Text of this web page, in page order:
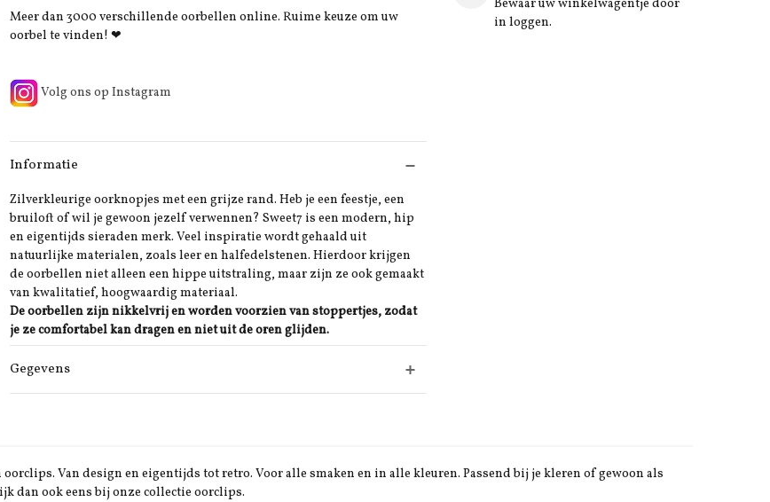
Meer dan 3000 verschillende oorbellen online. Ruime keuze om uw
oorbel te vinden! ❤
Volg ons op Instagram
Informatie
Zilverkleurige oorknopjes met een grijze rand. Heb je een feestje, een
bruiloft of wil je gewoon jezelf verwennen? Sweet7 is een modern, hip
en eigentijds sieraden merk. Veel inspiratie wordt gehaald uit
natuurlijke materialen, zoals leer en halfedelstenen. Hierdoor krijgen
de oorbellen niet alleen een hippe uitstraling, maar zijn ze ook gemaakt
van kwalitatief, hoogwaardig materiaal.
De oorbellen zijn nikkelvrij en worden voorzien van stoppertjes, zodat
je ze comfortabel kan dragen en niet uit de oren glijden.
Gegevens
Bewaar uw winkelwagentje door
in loggen.
Van design en eigentijds tot retro. Voor alle smaken en in alle kleuren. Passend bij je kleren of gewoon als
dan ook eens bij onze collectie oorclips.